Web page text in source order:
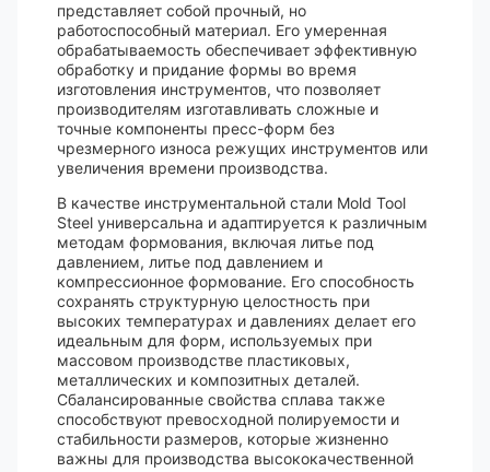
представляет собой прочный, но
работоспособный материал. Его умеренная
обрабатываемость обеспечивает эффективную
обработку и придание формы во время
изготовления инструментов, что позволяет
производителям изготавливать сложные и
точные компоненты пресс-форм без
чрезмерного износа режущих инструментов или
увеличения времени производства.
В качестве инструментальной стали Mold Tool
Steel универсальна и адаптируется к различным
методам формования, включая литье под
давлением, литье под давлением и
компрессионное формование. Его способность
сохранять структурную целостность при
высоких температурах и давлениях делает его
идеальным для форм, используемых при
массовом производстве пластиковых,
металлических и композитных деталей.
Сбалансированные свойства сплава также
способствуют превосходной полируемости и
стабильности размеров, которые жизненно
важны для производства высококачественной